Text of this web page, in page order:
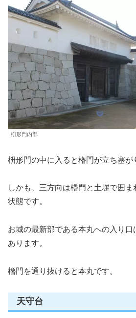
枡形門内部
枡形門の中に入ると櫓門が立ち塞が
しかも、三方向は櫓門と土塀で囲
状態です。
お城の最新部である本丸への入り口
あります。
櫓門を通り抜けると本丸です。
天守台